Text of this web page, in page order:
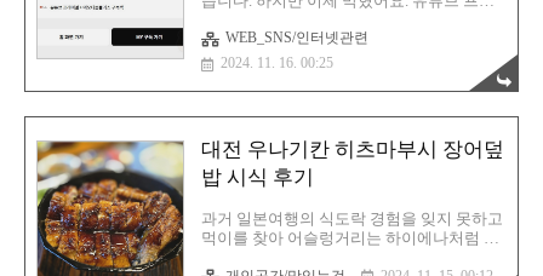
에 담아두고 있었으며 이사 이후 TV에서 미
지원 영상을 겪자마자 바로 구매를 해버렸지
요. 그렇게 도착한 SZBOX AMD 라이젠3 프
로 미니PC가 도착! 사양을 살펴보겠..
발급한 카드로 결제하도록 변경되었기 때문
입니다. 즉 인도 계정이라면 인도에서 발급
한 신용카드로 결제를 해야 인정된다는 뜻이
죠. 그렇습니다. 방법이 없어요. 인도인이 아
닌 이상 어렵습니다. 따라서 어떻게든 국내
에서 저렴하게 콤보 OTT 구매를 통해 최대한
저렴하게 구독을 할 수 밖에 없습니다. 가장
만만한건 일단 우주패스 라이프입니다. SKT
통신사에 상관없이 모든 사람이 사용 가능합
니다. 우주패스 라이프는 기본 혜택이 투썸
+1를 엮어서 무료로 이용할 수 있는데 무려
WEB_SNS/인터넷관련
2024. 11. 16. 00:25
대전 우나기칸 히츠마부시 장어덮
밥 시식 후기
과거 일본여행의 식도락 경험을 잊지 못하고
먹이를 찾아 어슬렁거리는 하이에나처럼 일